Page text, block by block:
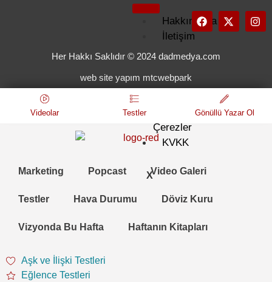
Hakkımızda
İletişim
Künye
Koşulları
Çerezler
KVKK
X
Her Hakkı Saklıdır © 2024 dadmedya.com
web site yapım mtcwebpark
Videolar Testler Gönüllü Yazar Ol
Marketing Popcast Video Galeri
Testler Hava Durumu Döviz Kuru
Vizyonda Bu Hafta Haftanın Kitapları
Aşk ve İlişki Testleri
Eğlence Testleri